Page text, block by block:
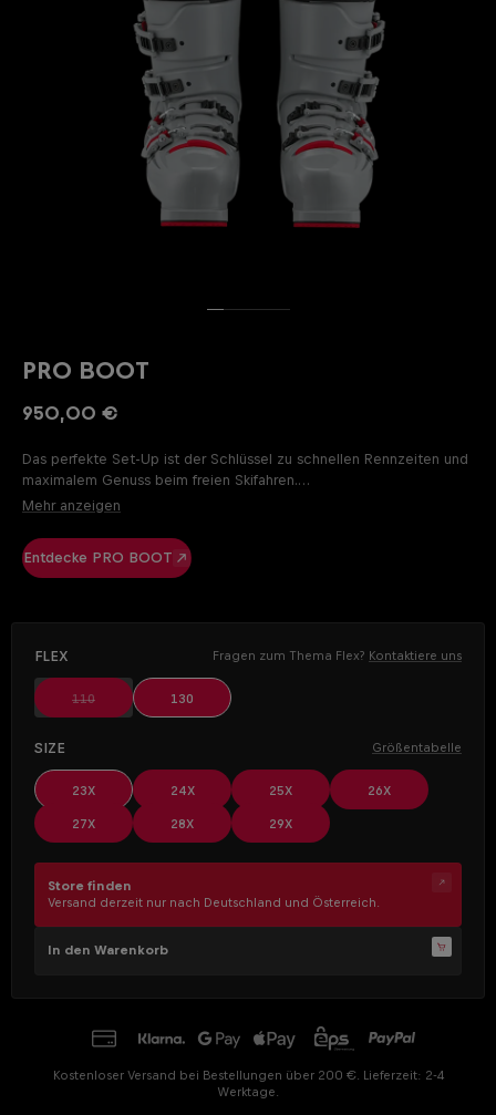
PRO BOOT
950,00 €
Das perfekte Set-Up ist der Schlüssel zu schnellen Rennzeiten und
maximalem Genuss beim freien Skifahren.
Für uns hört Perfektion nicht bei den Skiern auf – auch der Skischuh
auszuschöpfen. Mit dem PRO BOOT gelingt die perfekte Balance
zwischen sportlicher Präzision und außergewöhnlichem Komfort.
Mehr anzeigen
Entdecke PRO BOOT
Flex Fragen zum Thema Flex? Kontaktiere uns
110 (Diese Option ist zurzeit nicht verfügbar.)
130
Size Größentabelle
23X 24X 25X 26X
27X 28X 29X
Store finden
Versand derzeit nur nach Deutschland und Österreich.
In den Warenkorb
Kostenloser Versand bei Bestellungen über 200 €. Lieferzeit: 2-4
Werktage.